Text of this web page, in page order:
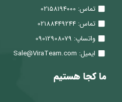
تماس: 02158194000
تماس: 02188449244
واتساپ: 09012908079
ایمیل: Sale@ViraTeam.com
ما کجا هستیم